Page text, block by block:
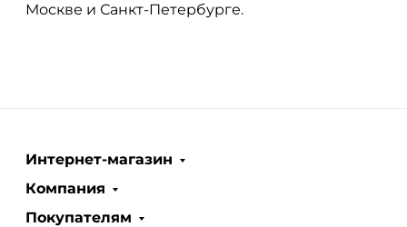
Москве и Санкт-Петербурге.
Интернет-магазин
Компания
Покупателям